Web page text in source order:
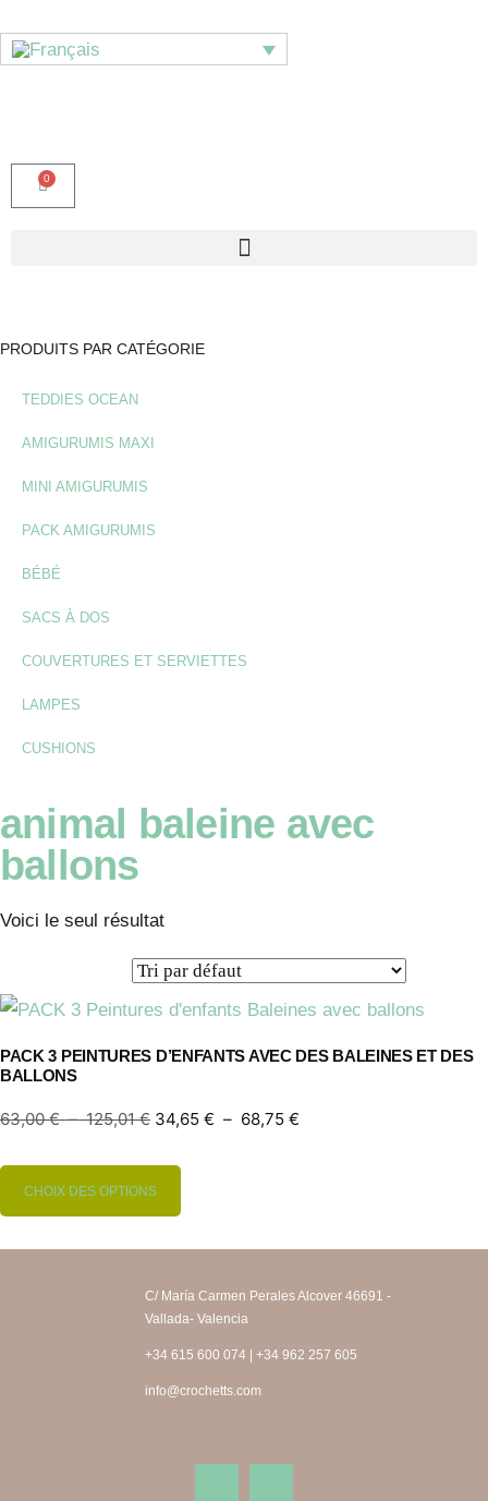
0
PRODUITS PAR CATÉGORIE
TEDDIES OCEAN
AMIGURUMIS MAXI
MINI AMIGURUMIS
PACK AMIGURUMIS
BÉBÉ
SACS À DOS
COUVERTURES ET SERVIETTES
LAMPES
CUSHIONS
animal baleine avec
ballons
Voici le seul résultat
PACK 3 PEINTURES D’ENFANTS AVEC DES BALEINES ET DES
BALLONS
63,00€ – 125,01€ 34,65 € – 68,75 €
CHOIX DES OPTIONS
C/ María Carmen Perales Alcover 46691 -
Vallada- Valencia
+34 615 600 074 | +34 962 257 605
info@crochetts.com